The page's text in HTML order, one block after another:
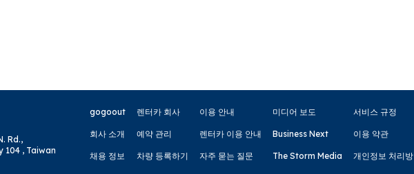
Rd.,
104 , Taiwan
gogoout
회사 소개
채용 정보
렌터카 회사
예약 관리
차량 등록하기
이용 안내
렌터카 이용 안내
자주 묻는 질문
미디어 보도
Business Next
The Storm Media
서비스 규정
이용 약관
개인정보 처리